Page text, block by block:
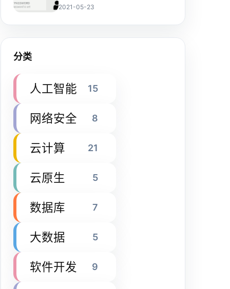
2021-05-23
分类
人工智能 15
网络安全 8
云计算 21
云原生 5
数据库 7
大数据 5
软件开发 9